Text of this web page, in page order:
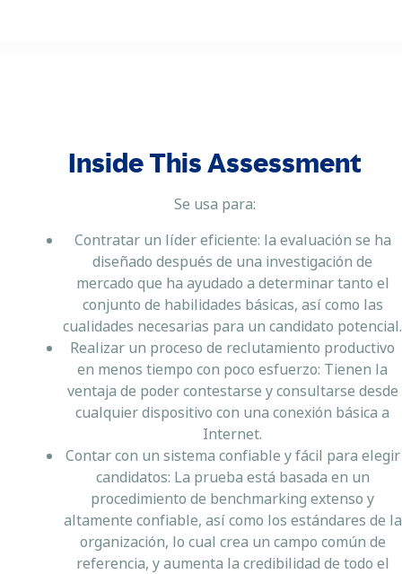
Inside This Assessment
Se usa para:
Contratar un líder eficiente: la evaluación se ha
diseñado después de una investigación de
mercado que ha ayudado a determinar tanto el
conjunto de habilidades básicas, así como las
cualidades necesarias para un candidato potencial.
Realizar un proceso de reclutamiento productivo
en menos tiempo con poco esfuerzo: Tienen la
ventaja de poder contestarse y consultarse desde
cualquier dispositivo con una conexión básica a
Internet.
Contar con un sistema confiable y fácil para elegir
candidatos: La prueba está basada en un
procedimiento de benchmarking extenso y
altamente confiable, así como los estándares de la
organización, lo cual crea un campo común de
referencia, y aumenta la credibilidad de todo el